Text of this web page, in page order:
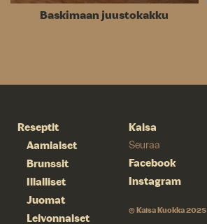
Baskimaan juustokakku
Reseptit
Aamiaiset
Brunssit
Illalliset
Juomat
Leivonnaiset
Kaisa
Seuraa
Facebook
Instagram
© Kaisa Kuokka 2025